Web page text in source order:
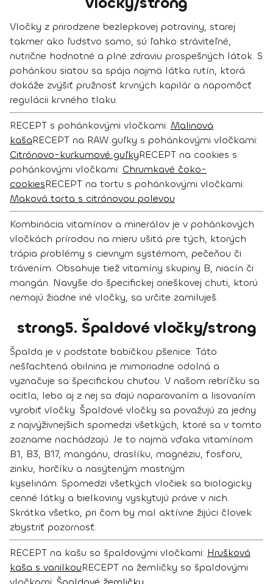
Vločky z prirodzene bezlepkovej potraviny, starej
takmer ako ľudstvo samo, sú ľahko stráviteľné,
nutrične hodnotné a plné zdraviu prospešných látok. S
pohánkou siatou sa spája najmä látka rutín, ktorá
dokáže zvýšiť pružnosť krvných kapilár a napomôcť
regulácii krvného tlaku.
RECEPT s pohánkovými vločkami: Malinová
kašaRECEPT na RAW guľky s pohánkovými vločkami:
Citrónovo-kurkumové guľkyRECEPT na cookies s
pohánkovými vločkami: Chrumkavé čoko-
cookiesRECEPT na tortu s pohánkovými vločkami:
Maková torta s citrónovou polevou
Kombinácia vitamínov a minerálov je v pohánkových
vločkách prírodou na mieru ušitá pre tých, ktorých
trápia problémy s cievnym systémom, pečeňou či
trávením. Obsahuje tiež vitamíny skupiny B, niacín či
mangán. Navyše do špecifickej orieškovej chuti, ktorú
nemajú žiadne iné vločky, sa určite zamiluješ.
strong5. Špaldové vločky/strong
Špalda je v podstate babičkou pšenice. Táto
nešľachtená obilnina je mimoriadne odolná a
vyznačuje sa špecifickou chuťou. V našom rebríčku sa
ocitla, lebo aj z nej sa dajú naparovaním a lisovaním
vyrobiť vločky. Špaldové vločky sa považujú za jedny
z najvýživnejšich spomedzi všetkých, ktoré sa v tomto
zozname nachádzajú. Je to najmä vďaka vitamínom
B1, B3, B17, mangánu, draslíku, magnéziu, fosforu,
zinku, horčíku a nasýteným mastným
kyselinám. Spomedzi všetkých vločiek sa biologicky
cenné látky a bielkoviny vyskytujú práve v nich.
Skrátka všetko, pri čom by mal aktívne žijúci človek
zbystriť pozornosť.
RECEPT na kašu so špaldovými vločkami: Hrušková
kaša s vanilkouRECEPT na žemličky so špaldovými